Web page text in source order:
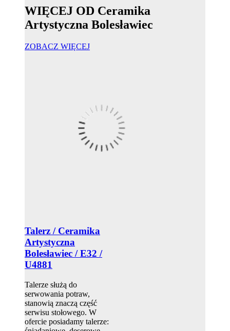
WIĘCEJ OD Ceramika
Artystyczna Bolesławiec
ZOBACZ WIĘCEJ
Talerz / Ceramika
Artystyczna
Bolesławiec / E32 /
U4881
Talerze służą do
serwowania potraw,
stanowią znaczą część
serwisu stołowego. W
ofercie posiadamy talerze: